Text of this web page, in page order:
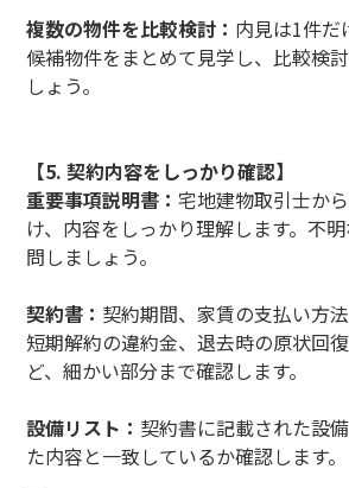
複数の物件を比較検討： 内見は1件だ
候補物件をまとめて見学し、比較検
しょう。
【5. 契約内容をしっかり確認】
重要事項説明書：宅地建物取引士か
け、内容をしっかり理解します。不
問しましょう。
契約書： 契約期間、家賃の支払い方
短期解約の違約金、退去時の原状回
ど、細かい部分まで確認します。
設備リスト： 契約書に記載された設
た内容と一致しているか確認します。